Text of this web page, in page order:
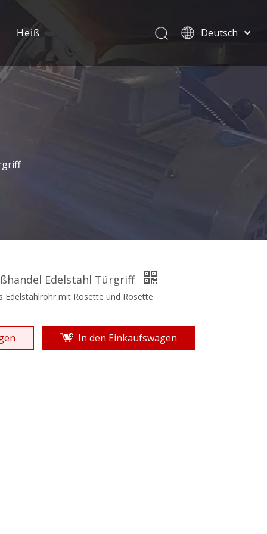
Heiß
Deutsch
العربية
Español
Português
Edelstahl Türgriff
Edelstahlrohr mit Rosette und Rosette
In den Einkaufswagen